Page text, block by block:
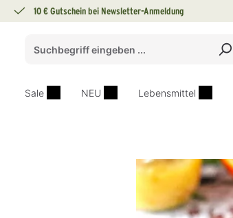
Zur Hauptnavigation springen
10 € Gutschein bei Newsletter-Anmeldung
Sale NEU Lebensmittel
Bildergalerie überspringen